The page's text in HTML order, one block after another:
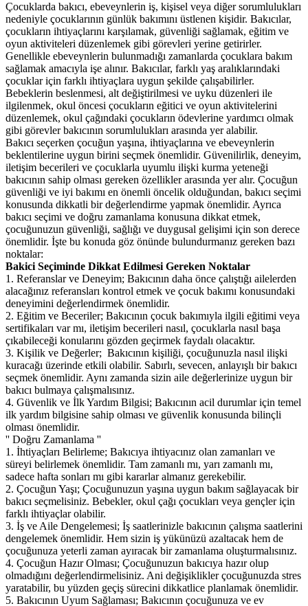
Çocuklarda bakıcı, ebeveynlerin iş, kişisel veya diğer sorumlulukları
nedeniyle çocuklarının günlük bakımını üstlenen kişidir. Bakıcılar,
çocukların ihtiyaçlarını karşılamak, güvenliği sağlamak, eğitim ve
oyun aktiviteleri düzenlemek gibi görevleri yerine getirirler.
Genellikle ebeveynlerin bulunmadığı zamanlarda çocuklara bakım
sağlamak amacıyla işe alınır. Bakıcılar, farklı yaş aralıklarındaki
çocuklar için farklı ihtiyaçlara uygun şekilde çalışabilirler.
Bebeklerin beslenmesi, alt değiştirilmesi ve uyku düzenleri ile
ilgilenmek, okul öncesi çocukların eğitici ve oyun aktivitelerini
düzenlemek, okul çağındaki çocukların ödevlerine yardımcı olmak
gibi görevler bakıcının sorumlulukları arasında yer alabilir.
Bakıcı seçerken çocuğun yaşına, ihtiyaçlarına ve ebeveynlerin
beklentilerine uygun birini seçmek önemlidir. Güvenilirlik, deneyim,
iletişim becerileri ve çocuklarla uyumlu ilişki kurma yeteneği
bakıcının sahip olması gereken özellikler arasında yer alır. Çocuğun
güvenliği ve iyi bakımı en önemli öncelik olduğundan, bakıcı seçimi
konusunda dikkatli bir değerlendirme yapmak önemlidir. Ayrıca
bakıcı seçimi ve doğru zamanlama konusuna dikkat etmek,
çocuğunuzun güvenliği, sağlığı ve duygusal gelişimi için son derece
önemlidir. İşte bu konuda göz önünde bulundurmanız gereken bazı
noktalar:
Bakici Seçiminde Dikkat Edilmesi Gereken Noktalar
1. Referanslar ve Deneyim; Bakıcının daha önce çalıştığı ailelerden
alacağınız referansları kontrol etmek ve çocuk bakımı konusundaki
deneyimini değerlendirmek önemlidir.
2. Eğitim ve Beceriler; Bakıcının çocuk bakımıyla ilgili eğitimi veya
sertifikaları var mı, iletişim becerileri nasıl, çocuklarla nasıl başa
çıkabileceği konularını gözden geçirmek faydalı olacaktır.
3. Kişilik ve Değerler; Bakıcının kişiliği, çocuğunuzla nasıl ilişki
kuracağı üzerinde etkili olabilir. Sabırlı, sevecen, anlayışlı bir bakıcı
seçmek önemlidir. Aynı zamanda sizin aile değerlerinize uygun bir
bakıcı bulmaya çalışmalısınız.
4. Güvenlik ve İlk Yardım Bilgisi; Bakıcının acil durumlar için temel
ilk yardım bilgisine sahip olması ve güvenlik konusunda bilinçli
olması önemlidir.
'' Doğru Zamanlama ''
1. İhtiyaçları Belirleme; Bakıcıya ihtiyacınız olan zamanları ve
süreyi belirlemek önemlidir. Tam zamanlı mı, yarı zamanlı mı,
sadece hafta sonları mı gibi kararlar almanız gerekebilir.
2. Çocuğun Yaşı; Çocuğunuzun yaşına uygun bakım sağlayacak bir
bakıcı seçmelisiniz. Bebekler, okul çağı çocukları veya gençler için
farklı ihtiyaçlar olabilir.
3. İş ve Aile Dengelemesi; İş saatlerinizle bakıcının çalışma saatlerini
dengelemek önemlidir. Hem sizin iş yükünüzü azaltacak hem de
çocuğunuza yeterli zaman ayıracak bir zamanlama oluşturmalısınız.
4. Çocuğun Hazır Olması; Çocuğunuzun bakıcıya hazır olup
olmadığını değerlendirmelisiniz. Ani değişiklikler çocuğunuzda stres
yaratabilir, bu yüzden geçiş sürecini dikkatlice planlamak önemlidir.
5. Bakıcının Uyum Sağlaması; Bakıcının çocuğunuza ve ev